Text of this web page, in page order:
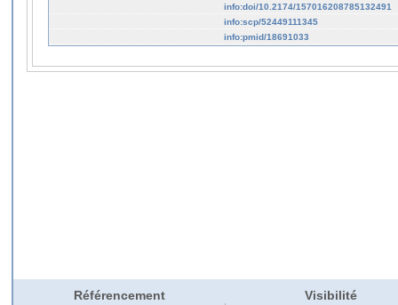
info:doi/10.2174/157016208785132491
info:scp/52449111345
info:pmid/18691033
Référencement Visibilité